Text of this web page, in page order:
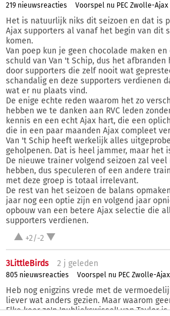
219 nieuwsreacties Voorspel nu PEC Zwolle-Ajax
Het is natuurlijk niks dit seizoen en dat is
Ajax supporters al vanaf het begin van dit
komen.
Van poep kun je geen chocolade maken
schuld van Van 't Schip, dus het afbranden
door supporters die zelf nooit wat
schandalig en deze supporters verdienen
wat er nu plaats vind.
De enige echte reden waarom het zo
hebben we te danken aan RVC leden
kennis en een echt Ajax hart, die een
die in een paar maanden Ajax compleet
Van 't Schip heeft werkelijk alles
geholpenen. Dat is heel jammer, maar het
De nieuwe trainer volgend seizoen zal
hebben, dus speculeren of een andere
met deze groep is totaal irrelevant.
De rest van het seizoen de balans
jaar nog een optie zijn en volgend jaar
opbouw van een betere Ajax selectie die
supporters verdienen.
+2/-2
3LittleBirds 2 j geleden
805 nieuwsreacties Voorspel nu PEC Zwolle-Ajax
Heb nog enigzins vrede met de
liever wat anders gezien. Maar waarom
Elke keer zo'n 'publiekswissel' van Taylor